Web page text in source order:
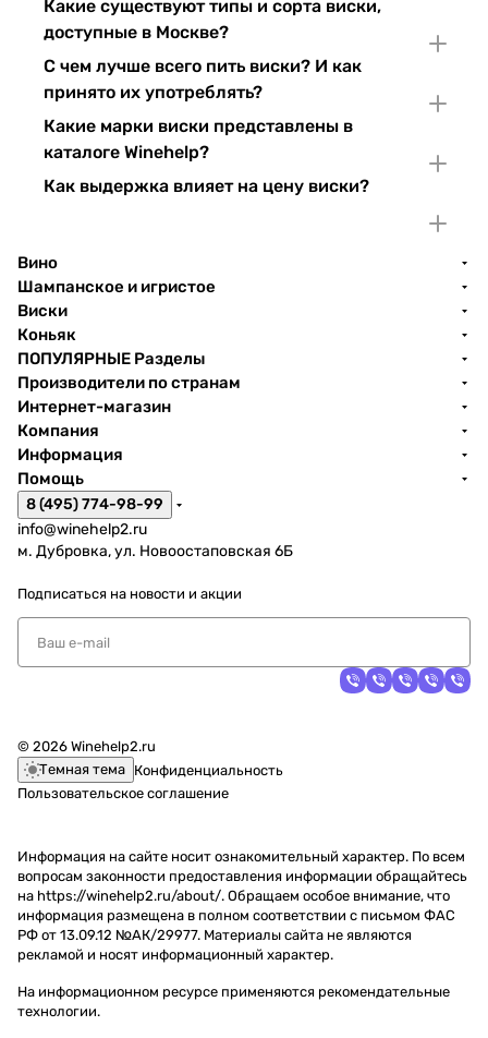
Какие существуют типы и сорта виски,
доступные в Москве?
С чем лучше всего пить виски? И как
принято их употреблять?
Какие марки виски представлены в
каталоге Winehelp?
Как выдержка влияет на цену виски?
Вино
Шампанское и игристое
Виски
Коньяк
ПОПУЛЯРНЫЕ Разделы
Производители по странам
Интернет-магазин
Компания
Информация
Помощь
8 (495) 774-98-99
info@winehelp2.ru
м. Дубровка, ул. Новоостаповская 6Б
Подписаться на новости и акции
© 2026 Winehelp2.ru
Темная тема Конфиденциальность
Пользовательское соглашение
Информация на сайте носит ознакомительный характер. По всем
вопросам законности предоставления информации обращайтесь
на https://winehelp2.ru/about/. Обращаем особое внимание, что
информация размещена в полном соответствии с письмом ФАС
РФ от 13.09.12 №АК/29977. Материалы сайта не являются
рекламой и носят информационный характер.
На информационном ресурсе применяются рекомендательные
технологии.